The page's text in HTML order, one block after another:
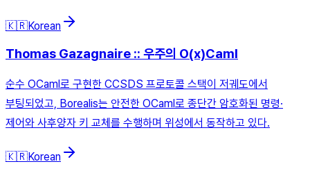
🇰🇷Korean
Thomas Gazagnaire :: 우주의 O(x)Caml
순수 OCaml로 구현한 CCSDS 프로토콜 스택이 저궤도에서
부팅되었고, Borealis는 안전한 OCaml로 종단간 암호화된 명령·
제어와 사후양자 키 교체를 수행하며 위성에서 동작하고 있다.
🇰🇷Korean